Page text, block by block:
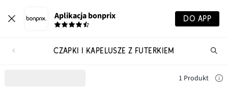
Aplikacja bonprix DO APP
CZAPKI I KAPELUSZE Z FUTERKIEM
1 Produkt